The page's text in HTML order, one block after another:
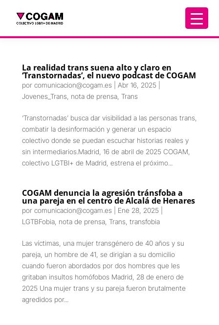
La realidad trans suena alto y claro en
‘Transtornadas’, el nuevo podcast de COGAM
por comunicacion@cogam.es Abr 16, 2025
Jovenes_Trans nota de prensa, Trans
‘Transtornadas’ busca dar visibilidad a las personas trans,
combatir la desinformación y generar un espacio
colectivo donde se puedan escuchar historias reales y
sin intermediarios.Madrid, 16 de abril de 2025 COGAM,
colectivo LGTBI+ de Madrid, estrena el próximo...
COGAM denuncia la agresión tránsfoba a
una pareja en el centro de Alcalá de Henares
por comunicacion@cogam.es Ene 28, 2025
LGTBFobia, nota de prensa, Trans transfobia
Las víctimas, una mujer transgénero de 40 años y su
pareja, un hombre de 41, se dirigían a su domicilio
cuando fueron abordados por dos hombres que les
gritaban insultos homófobos Madrid, 28 de enero de
2025 Una mujer trans y su pareja fueron brutalmente
agredidos por...